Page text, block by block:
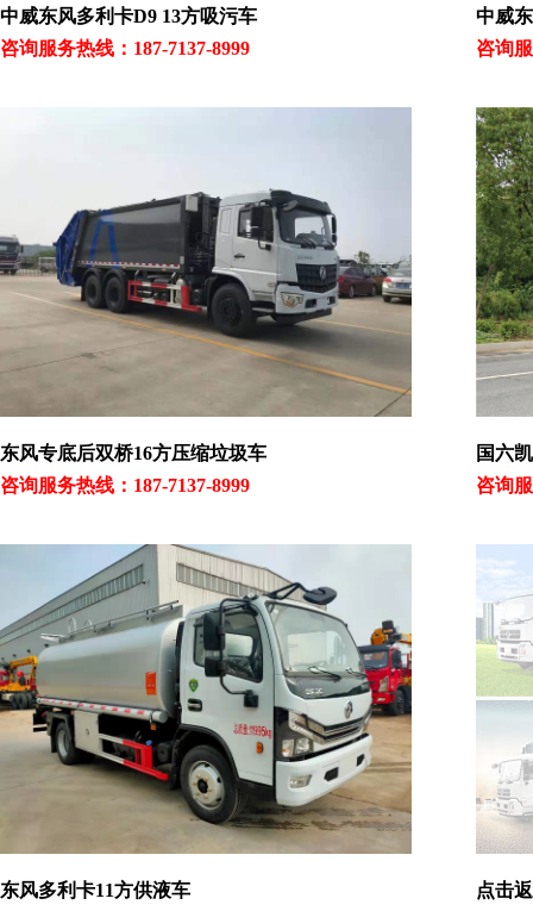
中威东风多利卡D9 13方吸污车
咨询服务热线：187-7137-8999
中威
咨询
东风专底后双桥16方压缩垃圾车
咨询服务热线：187-7137-8999
国六
咨询
东风多利卡11方供液车
点击